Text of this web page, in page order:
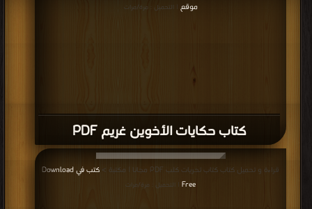
كتاب حكايات الأخوين غريم PDF
موقع
| التحميل : مرة/مرات
قراءة و تحميل كتاب كتاب تحريات كلب PDF مجانا | مكتبة >
كتب في Download
Free
| التحميل : مرة/مرات